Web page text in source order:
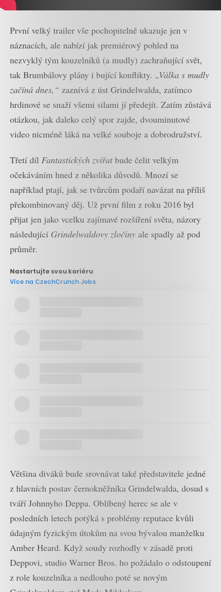
První velký trailer vše pochopitelně ukazuje jen v
náznacích, ale nabízí jak premiérový pohled na
nezvyklý tým kouzelníků (a mudly) zachraňující svět,
tak Brumbálovy plány i bující konflikty. „Válka s mudly
začíná dnes,“ zaznívá z úst Grindelwalda, zatímco
hrdinové se snaží všemi silami jí předejít. Zatím zůstává
otázkou, jak daleko celý spor zajde, dvouminutové
video nicméně láká na velké souboje a dobrodružství.
Třetí díl Fantastických zvířat bude čelit velkým
očekáváním hned z několika důvodů. Mnozí se
například ptají, jak se tvůrcům podaří navázat na příliš
překombinovaný děj. Už první film z roku 2016 byl
přijat jen jako vcelku zajímavé rozšíření světa, názory
následující Grindelwaldovy zločiny ale spadly až pod
průměr.
Nastartujte svou kariéru
Více na CzechCrunch Jobs
Většina diváků bude srovnávat také představitele jedné
z hlavních postav černokněžníka Grindelwalda, dosud s
tváří Johnnyho Deppa. Oblíbený herec se ale v
posledních letech potýká s problémy reputace kvůli
údajným fyzickým útokům na svou bývalou manželku
Amber Heard. Když soudy rozhodly v zásadě proti
Deppovi, studio Warner Bros. ho požádalo o odstoupení
z role kouzelníka a nedlouho poté se novým